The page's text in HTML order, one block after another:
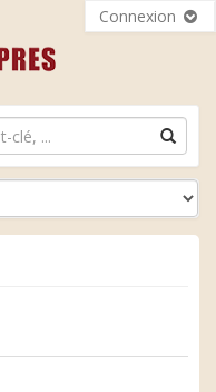
Connexion